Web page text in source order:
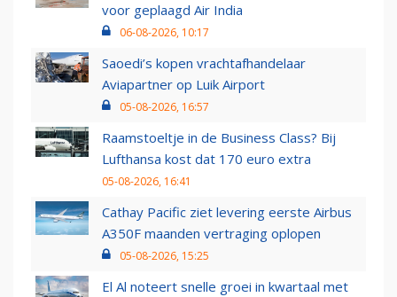
voor geplaagd Air India
06-08-2026, 10:17
Saoedi’s kopen vrachtafhandelaar
Aviapartner op Luik Airport
05-08-2026, 16:57
Raamstoeltje in de Business Class? Bij
Lufthansa kost dat 170 euro extra
05-08-2026, 16:41
Cathay Pacific ziet levering eerste Airbus
A350F maanden vertraging oplopen
05-08-2026, 15:25
El Al noteert snelle groei in kwartaal met